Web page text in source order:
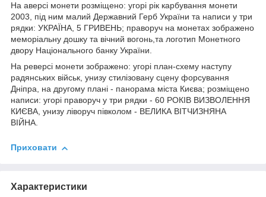
На аверсі монети розміщено: угорі рік карбування монети
2003, під ним малий Державний Герб України та написи у три
рядки: УКРАЇНА, 5 ГРИВЕНЬ; праворуч на монетах зображено
меморіальну дошку та вічний вогонь,та логотип Монетного
двору Національного банку України.
На реверсі монети зображено: угорі план-схему наступу
радянських військ, унизу стилізовану сцену форсування
Дніпра, на другому плані - панорама міста Києва; розміщено
написи: угорі праворуч у три рядки - 60 РОКІВ ВИЗВОЛЕННЯ
КИЄВА, унизу ліворуч півколом - ВЕЛИКА ВІТЧИЗНЯНА
ВІЙНА.
Приховати
Характеристики